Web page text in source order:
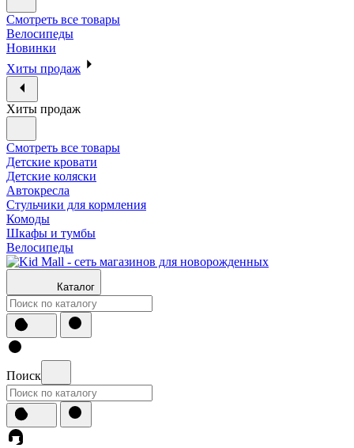
Смотреть все товары
Велосипеды
Новинки
Хиты продаж
Хиты продаж
Смотреть все товары
Детские кровати
Детские коляски
Автокресла
Стульчики для кормления
Комоды
Шкафы и тумбы
Велосипеды
Каталог
Поиск